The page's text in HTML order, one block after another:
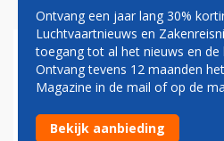
COLUMNS
Goof Bakker: Pak
Ontvang een jaar lang 30%
Luchtvaartnieuws en
toegang tot al het nieuws en de
Ontvang tevens 12 maanden
Magazine in de mail of op de
Bekijk aanbieding